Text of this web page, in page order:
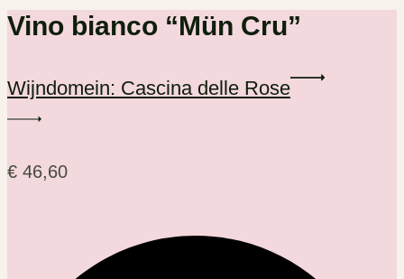
Vino bianco “Mün Cru”
Wijndomein: Cascina delle Rose
€ 46,60